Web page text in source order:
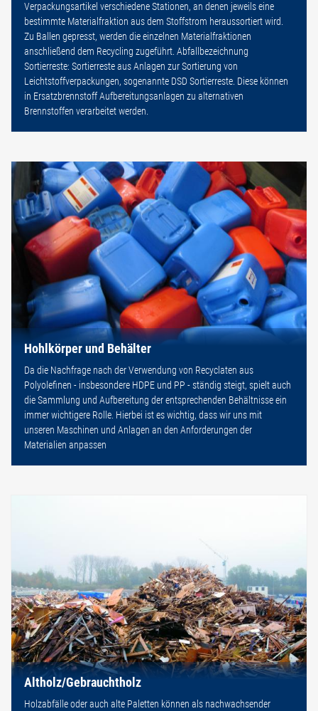
Verpackungsartikel verschiedene Stationen, an denen jeweils eine
bestimmte Materialfraktion aus dem Stoffstrom heraussortiert wird.
Zu Ballen gepresst, werden die einzelnen Materialfraktionen
anschließend dem Recycling zugeführt. Abfallbezeichnung
Sortierreste: Sortierreste aus Anlagen zur Sortierung von
Leichtstoffverpackungen, sogenannte DSD Sortierreste. Diese können
in Ersatzbrennstoff Aufbereitungsanlagen zu alternativen
Brennstoffen verarbeitet werden.
Hohlkörper und Behälter
Da die Nachfrage nach der Verwendung von Recyclaten aus
Polyolefinen - insbesondere HDPE und PP - ständig steigt, spielt auch
die Sammlung und Aufbereitung der entsprechenden Behältnisse ein
immer wichtigere Rolle. Hierbei ist es wichtig, dass wir uns mit
unseren Maschinen und Anlagen an den Anforderungen der
Materialien anpassen
Altholz/Gebrauchtholz
Holzabfälle oder auch alte Paletten können als nachwachsender